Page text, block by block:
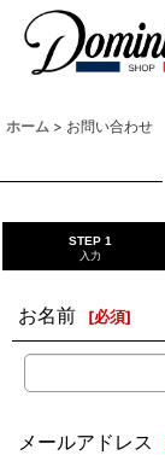
ホーム > お問い合わせ
STEP 1
入力
お名前 [必須]
メールアドレス